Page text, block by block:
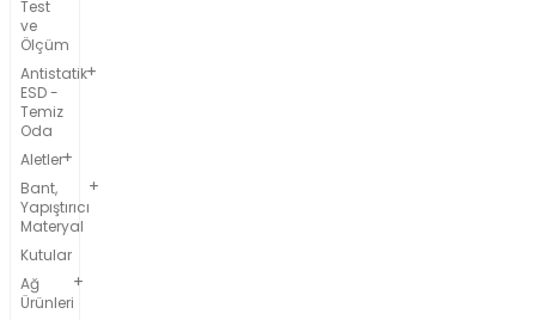
Test
ve
Ölçüm
Antistatik
ESD -
Temiz
Oda
Aletler
Bant,
Yapıştırıcı
Materyal
Kutular
Ağ
Ürünleri